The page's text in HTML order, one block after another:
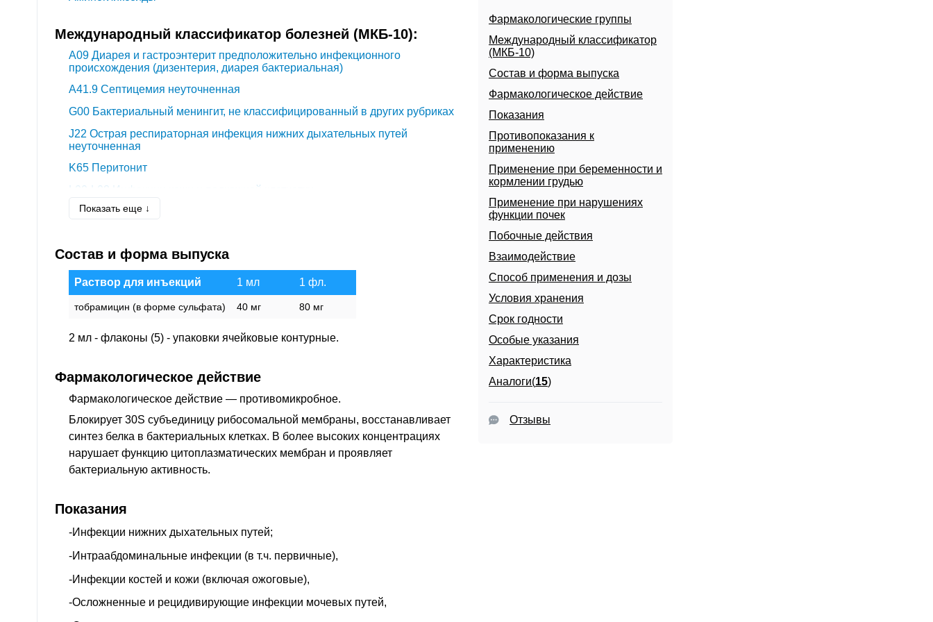
Международный классификатор болезней (МКБ-10):
A09 Диарея и гастроэнтерит предположительно инфекционного
происхождения (дизентерия, диарея бактериальная)
A41.9 Септицемия неуточненная
G00 Бактериальный менингит, не классифицированный в других рубриках
J22 Острая респираторная инфекция нижних дыхательных путей
неуточненная
K65 Перитонит
L00-L08
Инфекции кожи и подкожной клетчатки
M86Остеомиелит
T30Термические и химические ожоги неуточненной локализации
T79.3Посттравматическая раневая инфекция, не классифицированная в
других рубриках
Показать еще ↓
Состав и форма выпуска
Раствор для инъекций 1 мл 1 фл.
тобрамицин (в форме сульфата) 40 мг 80 мг
2 мл - флаконы (5) - упаковки ячейковые контурные.
Фармакологическое действие
Фармакологическое действие — противомикробное.
Блокирует 30S субъединицу рибосомальной мембраны, восстанавливает
синтез белка в бактериальных клетках. В более высоких концентрациях
нарушает функцию цитоплазматических мембран и проявляет
бактериальную активность.
Показания
-Инфекции нижних дыхательных путей;
-Интраабдоминальные инфекции (в т.ч. первичные),
-Инфекции костей и кожи (включая ожоговые),
-Осложненные и рецидивирующие инфекции мочевых путей,
Фармакологические группы
Международный классификатор
(МКБ-10)
Состав и форма выпуска
Фармакологическое действие
Показания
Противопоказания к
применению
Применение при беременности и
кормлении грудью
Применение при нарушениях
функции почек
Побочные действия
Взаимодействие
Способ применения и дозы
Условия хранения
Срок годности
Особые указания
Характеристика
Аналоги(15)
Отзывы